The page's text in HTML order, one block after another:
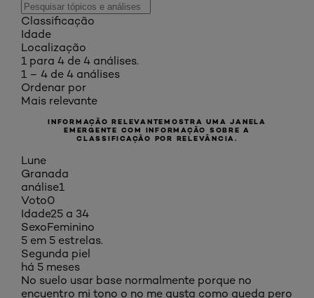
Classificação
Idade
Localização
1 para 4 de 4 análises.
1 – 4 de 4 análises
Ordenar por
Mais relevante
INFORMAÇÃO RELEVANTEMOSTRA UMA JANELA
EMERGENTE COM INFORMAÇÃO SOBRE A
CLASSIFICAÇÃO POR RELEVÂNCIA.
Lune
Granada
análise1
Voto0
Idade25 a 34
SexoFeminino
5 em 5 estrelas.
Segunda piel
há 5 meses
No suelo usar base normalmente porque no
encuentro mi tono o no me gusta como queda pero